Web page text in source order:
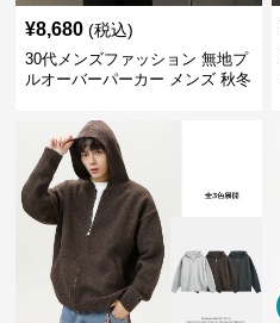
¥8,680 (税込)
30代メンズファッション 無地プ
ルオーバーパーカー メンズ 秋冬